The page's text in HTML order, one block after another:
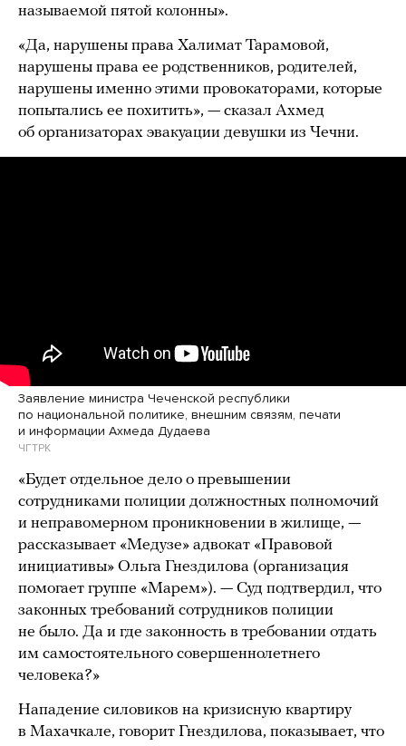
называемой пятой колонны».
«Да, нарушены права Халимат Тарамовой,
нарушены права ее родственников, родителей,
нарушены именно этими провокаторами, которые
попытались ее похитить», — сказал Ахмед
об организаторах эвакуации девушки из Чечни.
Заявление министра Чеченской республики
по национальной политике, внешним связям, печати
и информации Ахмеда Дудаева
ЧГТРК
«Будет отдельное дело о превышении
сотрудниками полиции должностных полномочий
и неправомерном проникновении в жилище, —
рассказывает «Медузе» адвокат «Правовой
инициативы» Ольга Гнездилова (организация
помогает группе «Марем»). — Суд подтвердил, что
законных требований сотрудников полиции
не было. Да и где законность в требовании отдать
им самостоятельного совершеннолетнего
человека?»
Нападение силовиков на кризисную квартиру
в Махачкале, говорит Гнездилова, показывает, что